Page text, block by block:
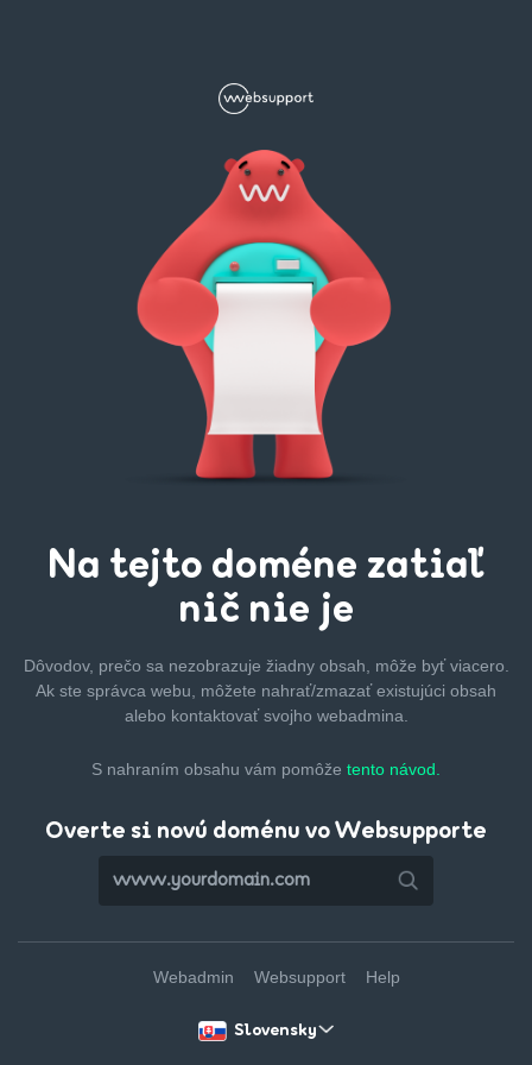
Na tejto doméne zatiaľ
nič nie je
Dôvodov, prečo sa nezobrazuje žiadny obsah, môže byťviacero.
Ak ste správca webu, môžete nahrať/zmazaťexistujúci obsah
alebo kontaktovať svojho webadmina.
S nahraním obsahu vám pomôže tento návod.
Overte si novú doménu vo Websupporte
Slovensky
Webadmin Websupport Help